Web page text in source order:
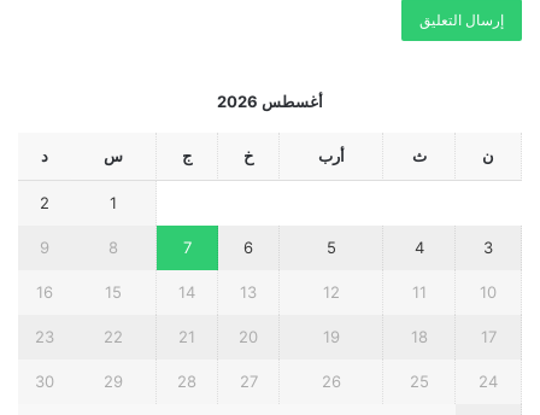
أغسطس 2026
ن ث أرب خ ج س د
1
2
3
4
5
6
7
8
9
10
11
12
13
14
15
16
17
18
19
20
21
22
23
24
25
26
27
28
29
30